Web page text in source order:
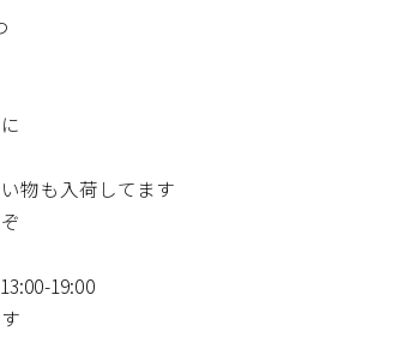
物も入荷してます
19:00